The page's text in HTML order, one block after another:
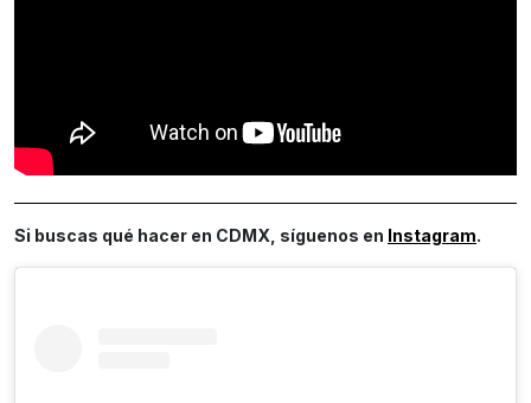
Si buscas qué hacer en CDMX, síguenos en Instagram.